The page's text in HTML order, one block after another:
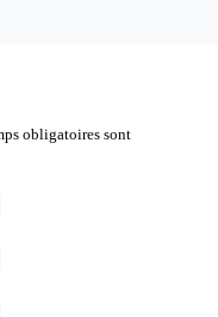
obligatoires sont